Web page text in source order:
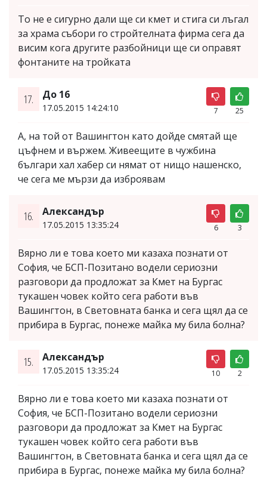
То не е сигурно дали ще си кмет и стига си лъгал
за храма събори го стройтелната фирма сега да
висим кога другите разбойници ще си оправят
фонтаните на тройката
17. До 16
17.05.2015 14:24:10 7 25
А, на той от Вашингтон като дойде смятай ще
цъфнем и вържем. Живеещите в чужбина
българи хал хабер си нямат от нищо нашенско,
че сега ме мързи да изброявам
16. Александър
17.05.2015 13:35:24 6 3
Вярно ли е това което ми казаха познати от
София, че БСП-Позитано водели сериозни
разговори да продложат за Кмет на Бургас
тукашен човек който сега работи във
Вашингтон, в Световната банка и сега щял да се
прибира в Бургас, понеже майка му била болна?
15. Александър
17.05.2015 13:35:24 10 2
Вярно ли е това което ми казаха познати от
София, че БСП-Позитано водели сериозни
разговори да продложат за Кмет на Бургас
тукашен човек който сега работи във
Вашингтон, в Световната банка и сега щял да се
прибира в Бургас, понеже майка му била болна?